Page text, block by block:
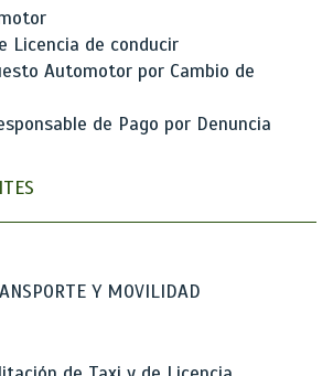
Licencia de conducir
Automotor por Cambio de
de Pago por Denuncia
Y MOVILIDAD